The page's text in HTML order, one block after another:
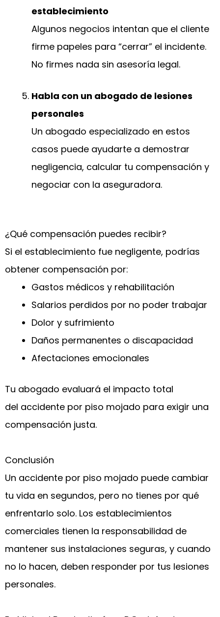
establecimiento
Algunos negocios intentan que el cliente
firme papeles para “cerrar” el incidente.
No firmes nada sin asesoría legal.
Habla con un abogado de lesiones
personales
Un abogado especializado en estos
casos puede ayudarte a demostrar
negligencia, calcular tu compensación y
negociar con la aseguradora.
¿Qué compensación puedes recibir?
Si el establecimiento fue negligente, podrías
obtener compensación por:
Gastos médicos y rehabilitación
Salarios perdidos por no poder trabajar
Dolor y sufrimiento
Daños permanentes o discapacidad
Afectaciones emocionales
Tu abogado evaluará el impacto total
del accidente por piso mojado para exigir una
compensación justa.
Conclusión
Un accidente por piso mojado puede cambiar
tu vida en segundos, pero no tienes por qué
enfrentarlo solo. Los establecimientos
comerciales tienen la responsabilidad de
mantener sus instalaciones seguras, y cuando
no lo hacen, deben responder por tus lesiones
personales.